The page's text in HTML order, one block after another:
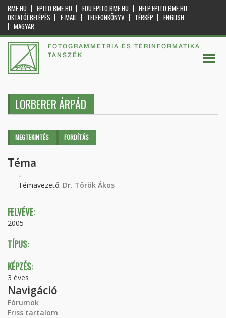
BME.HU EPITO.BME.HU EDU.EPITO.BME.HU
HELP.EPITO.BME.HU
OKTATÓI BELÉPÉS
E-MAIL TELEFONKÖNYV TÉRKÉP
ENGLISH
MAGYAR
FOTOGRAMMETRIA ÉS TÉRINFORMATIKA
TANSZÉK
LORBERER ÁRPÁD
Elsődleges fülek
MEGTEKINTÉS (AKTÍVFORDÍTÁS
Téma
-
Témavezető: Dr. Török Ákos
FELVÉVE:
2005
TÍPUS:
KÉPZÉS:
3 éves
Navigáció
Fórumok
Friss tartalom